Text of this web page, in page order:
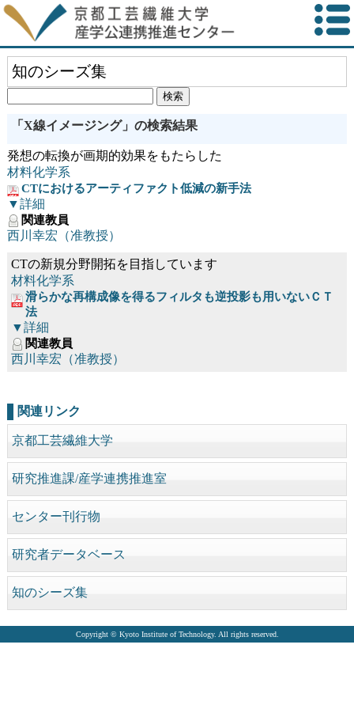
知のシーズ集
「X線イメージング」の検索結果
発想の転換が画期的効果をもたらした
材料化学系
CTにおけるアーティファクト低減の新手法
▼詳細
関連教員
西川幸宏（准教授）
CTの新規分野開拓を目指しています
材料化学系
滑らかな再構成像を得るフィルタも逆投影も用いないＣＴ
法
▼詳細
関連教員
西川幸宏（准教授）
関連リンク
京都工芸繊維大学
研究推進課/産学連携推進室
センター刊行物
研究者データベース
知のシーズ集
Copyright © Kyoto Institute of Technology. All rights reserved.